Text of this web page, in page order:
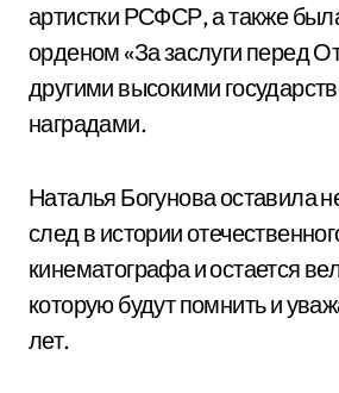
артистки РСФСР, а также
орденом «За заслуги перед
другими высокими
наградами.
Наталья Богунова оставила
след в истории
кинематографа и остается
которую будут помнить и
лет.